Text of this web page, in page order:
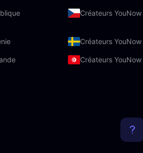
Créateurs
Créateurs
Créateurs